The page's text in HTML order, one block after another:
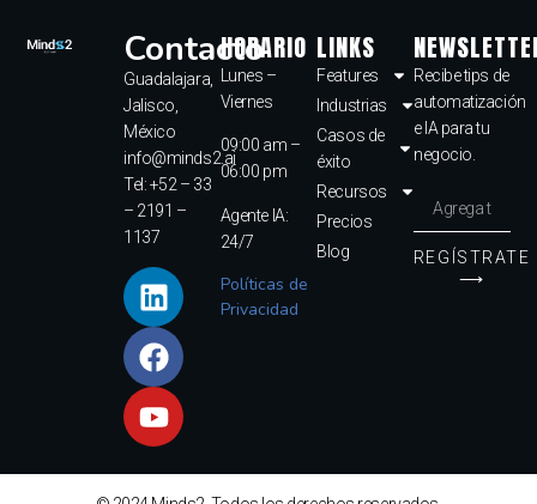
Contacto
Guadalajara,
Jalisco,
México
info@minds2.ai
Tel: +52 – 33
– 2191 –
1137
HORARIO
Lunes –
Viernes
09:00 am –
06:00 pm
Agente IA:
24/7
Políticas de
Privacidad
LINKS
Features
Industrias
Casos de
éxito
Recursos
Precios
Blog
Recibe tips de
automatización
e IA para tu
negocio.
REGÍSTRATE
⟶